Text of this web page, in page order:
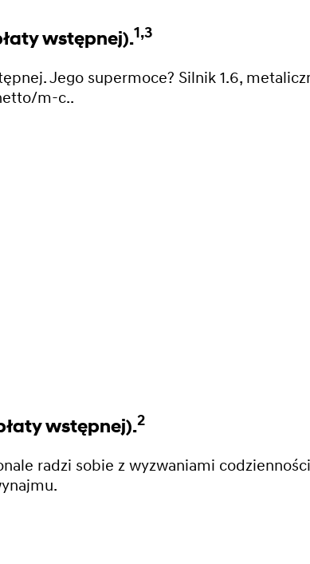
wstępnej).1,3
Jego supermoce? Silnik 1.6,
m-c..
wstępnej).2
radzi sobie z wyzwaniami